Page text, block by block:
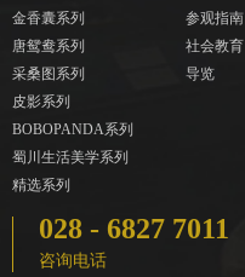
金香囊系列
唐鸳鸯系列
采桑图系列
皮影系列
BOBOPANDA系列
蜀川生活美学系列
精选系列
参观指南
社会教育
导览
028 - 6827 7011
咨询电话